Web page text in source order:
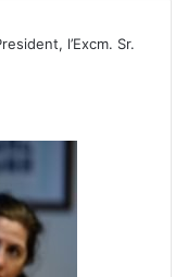
l’Excm. Sr.